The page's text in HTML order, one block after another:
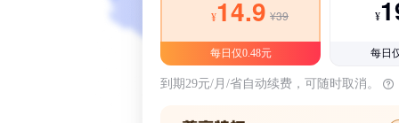
¥14.9 ¥39
每日仅0.48元
¥
每日
到期29元/月/省自动续费，可随时取消。